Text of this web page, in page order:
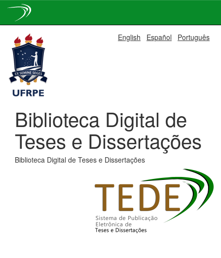
navigation
English Español Português
Biblioteca Digital de
Teses e Dissertações
Biblioteca Digital de Teses e Dissertações